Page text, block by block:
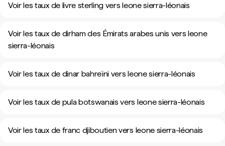
Voir les taux de livre sterling vers leone sierra-léonais
Voir les taux de dirham des Émirats arabes unis vers leone
sierra-léonais
Voir les taux de dinar bahreïni vers leone sierra-léonais
Voir les taux de pula botswanais vers leone sierra-léonais
Voir les taux de franc djiboutien vers leone sierra-léonais